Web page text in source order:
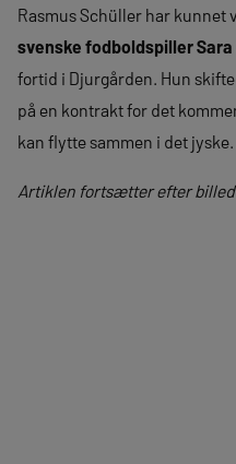
Rasmus Schüller har
svenske fodboldspiller Sara
fortid i Djurgården. Hun
på en kontrakt for det
kan flytte sammen i det jyske.
Artiklen fortsætter efter